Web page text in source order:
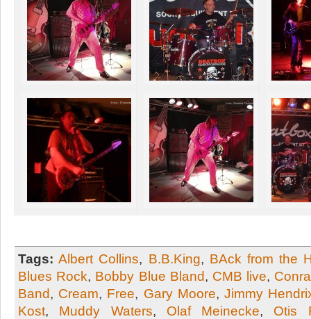
Tags: Albert Collins, B.B.King, BAck from the
Blues Rock, Bobby Blue Bland, CMB live,
Band, Cream, Free, Gary Moore,Jimmy
Kost, Muddy Waters, Olaf Meinecke, Otis